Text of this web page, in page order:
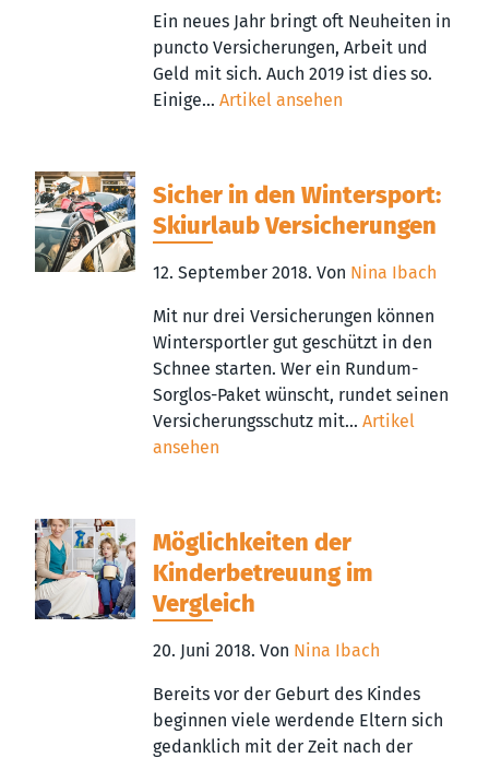
Ein neues Jahr bringt oft Neuheiten in
puncto Versicherungen, Arbeit und
Geld mit sich. Auch 2019 ist dies so.
Einige... Artikel ansehen
Sicher in den Wintersport:
Skiurlaub Versicherungen
12. September 2018. Von Nina Ibach
Mit nur drei Versicherungen können
Wintersportler gut geschützt in den
Schnee starten. Wer ein Rundum-
Sorglos-Paket wünscht, rundet seinen
Versicherungsschutz mit... Artikel
ansehen
Möglichkeiten der
Kinderbetreuung im
Vergleich
20. Juni 2018. Von Nina Ibach
Bereits vor der Geburt des Kindes
beginnen viele werdende Eltern sich
gedanklich mit der Zeit nach der